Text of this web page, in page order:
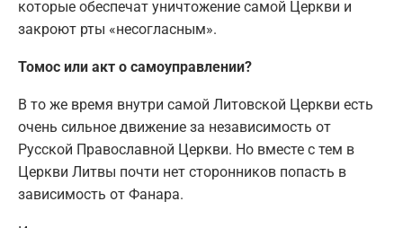
которые обеспечат уничтожение самой Церкви и
закроют рты «несогласным».
Томос или акт о самоуправлении?
В то же время внутри самой Литовской Церкви есть
очень сильное движение за независимость от
Русской Православной Церкви. Но вместе с тем в
Церкви Литвы почти нет сторонников попасть в
зависимость от Фанара.